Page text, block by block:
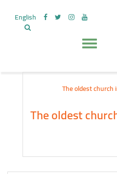
English
The oldest